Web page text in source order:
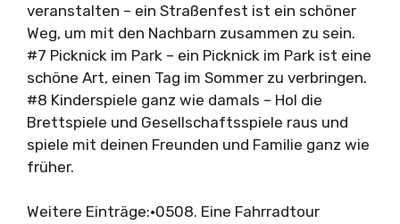
veranstalten – ein Straßenfest ist ein schöner
Weg, um mit den Nachbarn zusammen zu sein.
#7 Picknick im Park – ein Picknick im Park ist eine
schöne Art, einen Tag im Sommer zu verbringen.
#8 Kinderspiele ganz wie damals – Hol die
Brettspiele und Gesellschaftsspiele raus und
spiele mit deinen Freunden und Familie ganz wie
früher.
Weitere Einträge:•0508. Eine Fahrradtour